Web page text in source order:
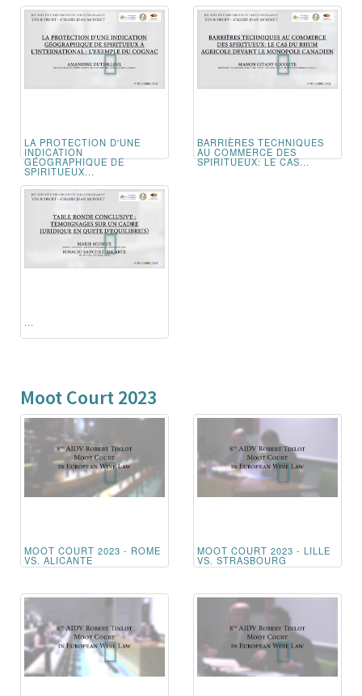
LA PROTECTION D'UNE
INDICATION
GÉOGRAPHIQUE DE
SPIRITUEUX...
BARRIÈRES TECHNIQUES
AU COMMERCE DES
SPIRITUEUX: LE CAS...
...
Moot Court 2023
MOOT COURT 2023 - ROME
VS. ALICANTE
MOOT COURT 2023 - LILLE
VS. STRASBOURG